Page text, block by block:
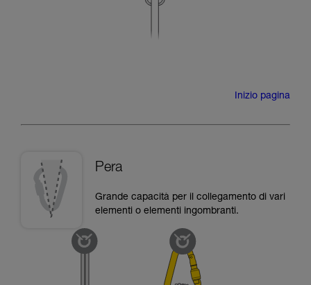
Inizio pagina
Pera
Grande capacità per il collegamento di vari
elementi o elementi ingombranti.